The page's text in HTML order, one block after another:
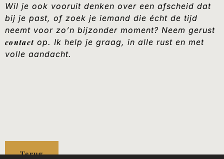
Wil je ook vooruit denken over een afscheid dat
bij je past, of zoek je iemand die écht de tijd
neemt voor zo’n bijzonder moment? Neem gerust
contact op. Ik help je graag, in alle rust en met
volle aandacht.
Terug